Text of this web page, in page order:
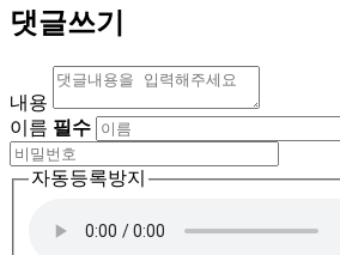
댓글쓰기
내용
이름 필수
자동등록방지